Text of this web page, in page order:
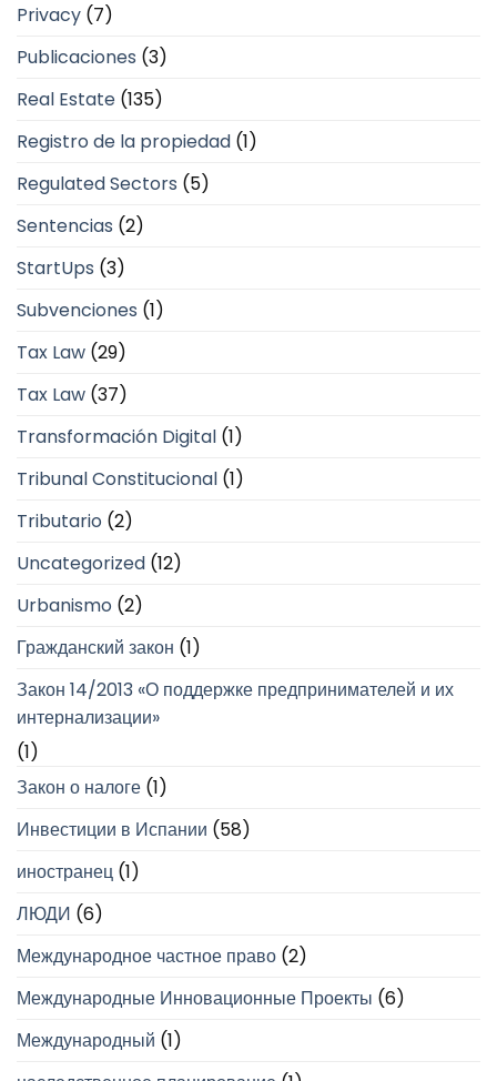
Privacy (7)
Publicaciones (3)
Real Estate (135)
Registro de la propiedad (1)
Regulated Sectors (5)
Sentencias (2)
StartUps (3)
Subvenciones (1)
Tax Law (29)
Tax Law (37)
Transformación Digital (1)
Tribunal Constitucional (1)
Tributario (2)
Uncategorized (12)
Urbanismo (2)
Гражданский закон (1)
Закон 14/2013 «О поддержке предпринимателей и их
интернализации»
(1)
Закон о налоге (1)
Инвестиции в Испании (58)
иностранец (1)
ЛЮДИ (6)
Международное частное право (2)
Международные Инновационные Проекты (6)
Международный (1)